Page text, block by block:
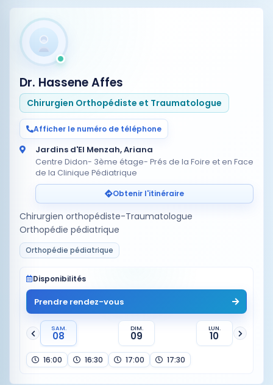
Dr. Hassene Affes
Chirurgien Orthopédiste et Traumatologue
Afficher le numéro de téléphone
Jardins d'El Menzah, Ariana
Centre Didon- 3ème étage- Prés de la Foire et en Face
de la Clinique Pédiatrique
Obtenir l'itinéraire
Chirurgien orthopédiste-Traumatologue
Orthopédie pédiatrique
Orthopédie pédiatrique
Disponibilités
Prendre rendez-vous
SAM.
08
DIM.
09
LUN.
10
16:00 16:30 17:00 17:30